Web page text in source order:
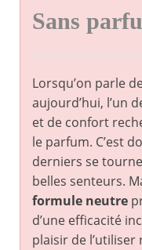
Sans
Lorsqu’on parle
aujourd’hui, l’un
et de confort
le parfum. C’est
derniers se
belles senteurs.
formule neutre
d’une efficacité
plaisir de l’utiliser